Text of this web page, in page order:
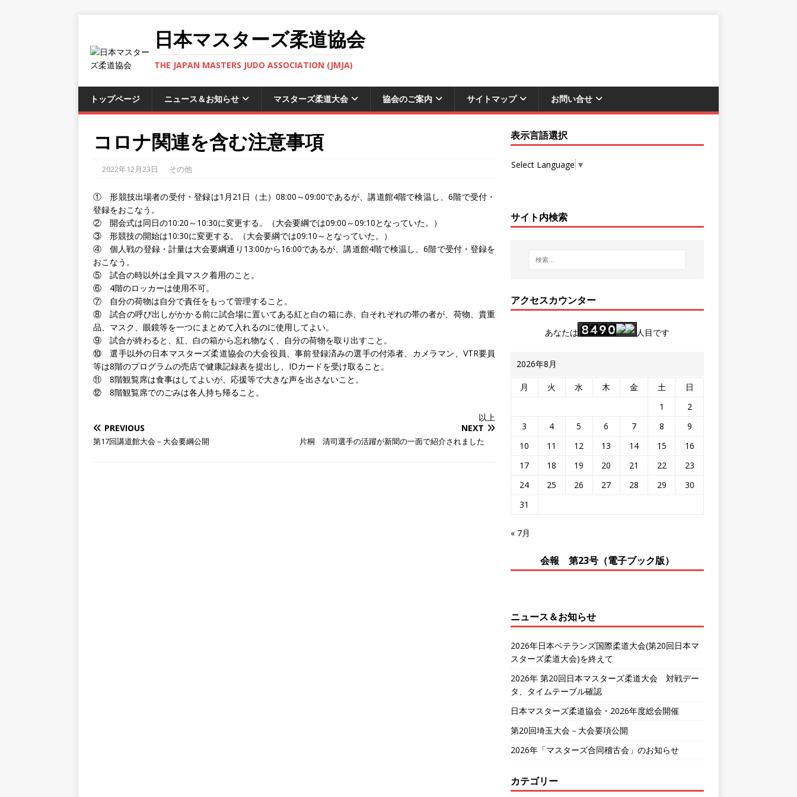
日本マスターズ柔道協会
THE JAPAN MASTERS JUDO ASSOCIATION (JMJA)
トップページ ニュース＆お知らせ マスターズ柔道大会 協会のご案内 サイトマップ お問い合せ
コロナ関連を含む注意事項
2022年12月23日 その他
① 形競技出場者の受付・登録は1月21日（土）08:00～09:00であるが、講道館4階で検温し、6階で受付・
登録をおこなう。
② 開会式は同日の10:20～10:30に変更する。（大会要綱では09:00～09:10となっていた。）
③ 形競技の開始は10:30に変更する。（大会要綱では09:10～となっていた。）
④ 個人戦の登録・計量は大会要綱通り13:00から16:00であるが、講道館4階で検温し、6階で受付・登録を
おこなう。
⑤ 試合の時以外は全員マスク着用のこと。
⑥ 4階のロッカーは使用不可。
⑦ 自分の荷物は自分で責任をもって管理すること。
⑧ 試合の呼び出しがかかる前に試合場に置いてある紅と白の箱に赤、白それぞれの帯の者が、荷物、貴重
品、マスク、眼鏡等を一つにまとめて入れるのに使用してよい。
⑨ 試合が終わると、紅、白の箱から忘れ物なく、自分の荷物を取り出すこと。
⑩ 選手以外の日本マスターズ柔道協会の大会役員、事前登録済みの選手の付添者、カメラマン、VTR要員
等は8階のプログラムの売店で健康記録表を提出し、IDカードを受け取ること。
⑪ 8階観覧席は食事はしてよいが、応援等で大きな声を出さないこと。
⑫ 8階観覧席でのごみは各人持ち帰ること。
以上
PREVIOUS
第17回講道館大会－大会要綱公開
NEXT
片桐 清司選手の活躍が新聞の一面で紹介されました
表示言語選択
Select Language ▼
サイト内検索
アクセスカウンター
あなたは 人目です
2026年8月
月 火 水 木 金 土
日
1
2
3
4 5 6 7 8
9
10
11 12 13 14 15
16
17
18 19 20 21 22
23
24
25 26 27 28 29
30
31
« 7月
会報 第23号（電子ブック版）
ニュース＆お知らせ
2026年日本ベテランズ国際柔道大会(第20回日本マ
スターズ柔道大会)を終えて
2026年 第20回日本マスターズ柔道大会 対戦デー
タ、タイムテーブル確認
日本マスターズ柔道協会・2026年度総会開催
第20回埼玉大会－大会要項公開
2026年「マスターズ合同稽古会」のお知らせ
カテゴリー